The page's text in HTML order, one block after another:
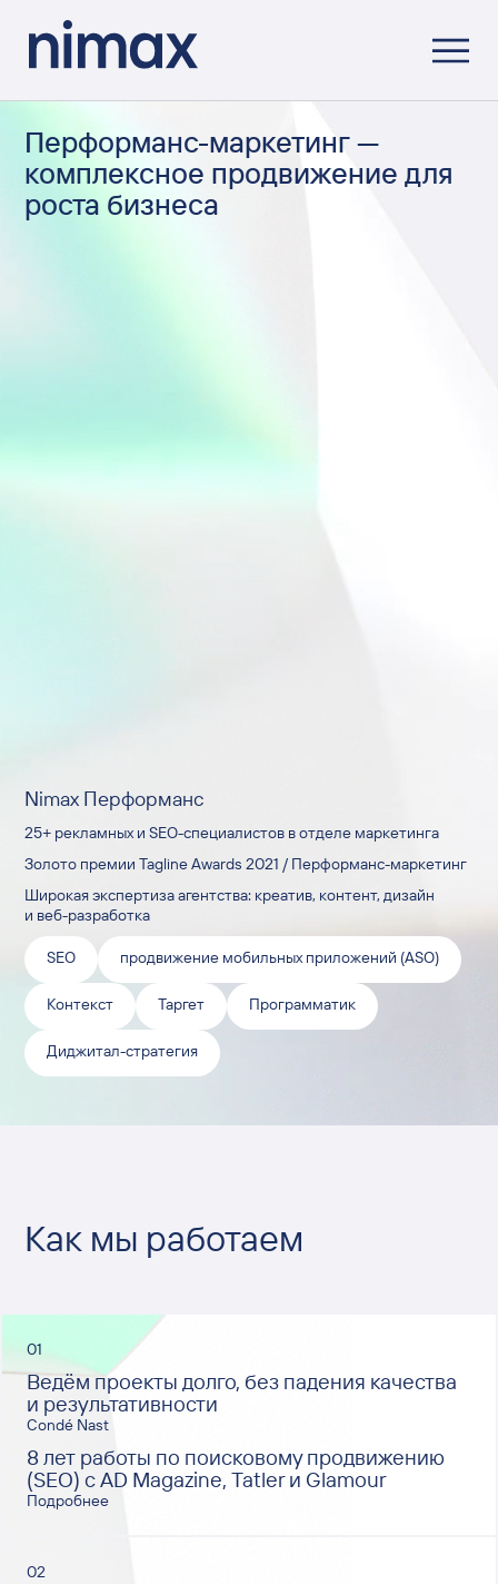
Перформанс-маркетинг—
комплексное продвижение для
роста бизнеса
SEO продвижение мобильных приложений (ASO)
Контекст Таргет Программатик
Диджитал-стратегия
Nimax Перформанс
25+ рекламных и SEO-специалистов в отделе маркетинга
Золото премии Tagline Awards 2021 / Перформанс-маркетинг
Широкая экспертиза агентства: креатив, контент, дизайн
и веб-разработка
Как мы работаем
01
Ведём проекты долго, без падения качества
и результативности
Condé Nast
8 лет работы по поисковому продвижению
(SEO) с AD Magazine, Tatler и Glamour
Подробнее
02